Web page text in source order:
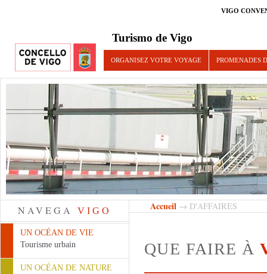
VIGO
Turismo de Vigo
ORGANISEZ VOTRE VOYAGE PROMENADES
NAVEGA VIGO
UN OCÉAN DE VIE
Tourisme urbain
UN OCÉAN DE NATURE
Accueil → D'AFFAIRES
QUE FAIRE À